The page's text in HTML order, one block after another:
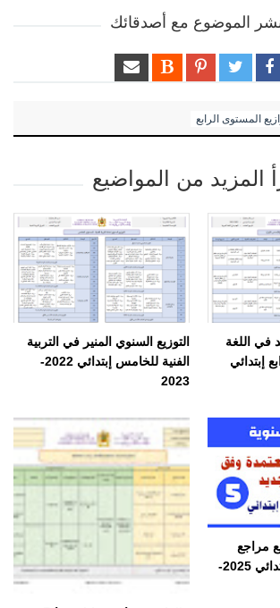
الموضوع مع أصدقائك
المستوى الرابع
المزيد من المواضيع
في اللغة
إبتدائي
التوزيع السنوي المنير في التربية
الفنية للخامس إبتدائي 2022-
2023
مراجع
المستوى الخامس إبتدائي 2025-